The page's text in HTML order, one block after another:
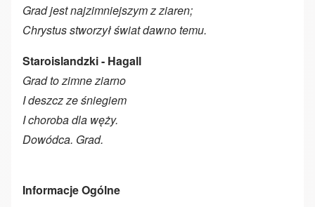
Grad jest najzimniejszym z ziaren;
Chrystus stworzył świat dawno temu.
Staroislandzki - Hagall
Grad to zimne ziarno
I deszcz ze śniegiem
I choroba dla węży.
Dowódca. Grad.
Informacje Ogólne